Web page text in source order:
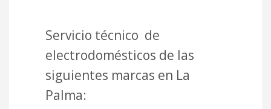
Servicio técnico de
electrodomésticos de las
siguientes marcas en La
Palma: